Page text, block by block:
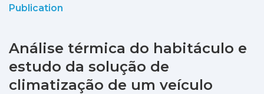
Statistics
Publication
Análise térmica do habitáculo e
estudo da solução de
climatização de um veículo